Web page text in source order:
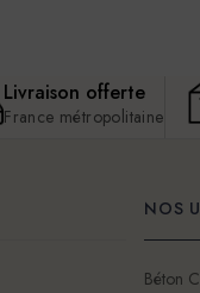
Livraison offerte
France métropolitaine
NOS
Béton